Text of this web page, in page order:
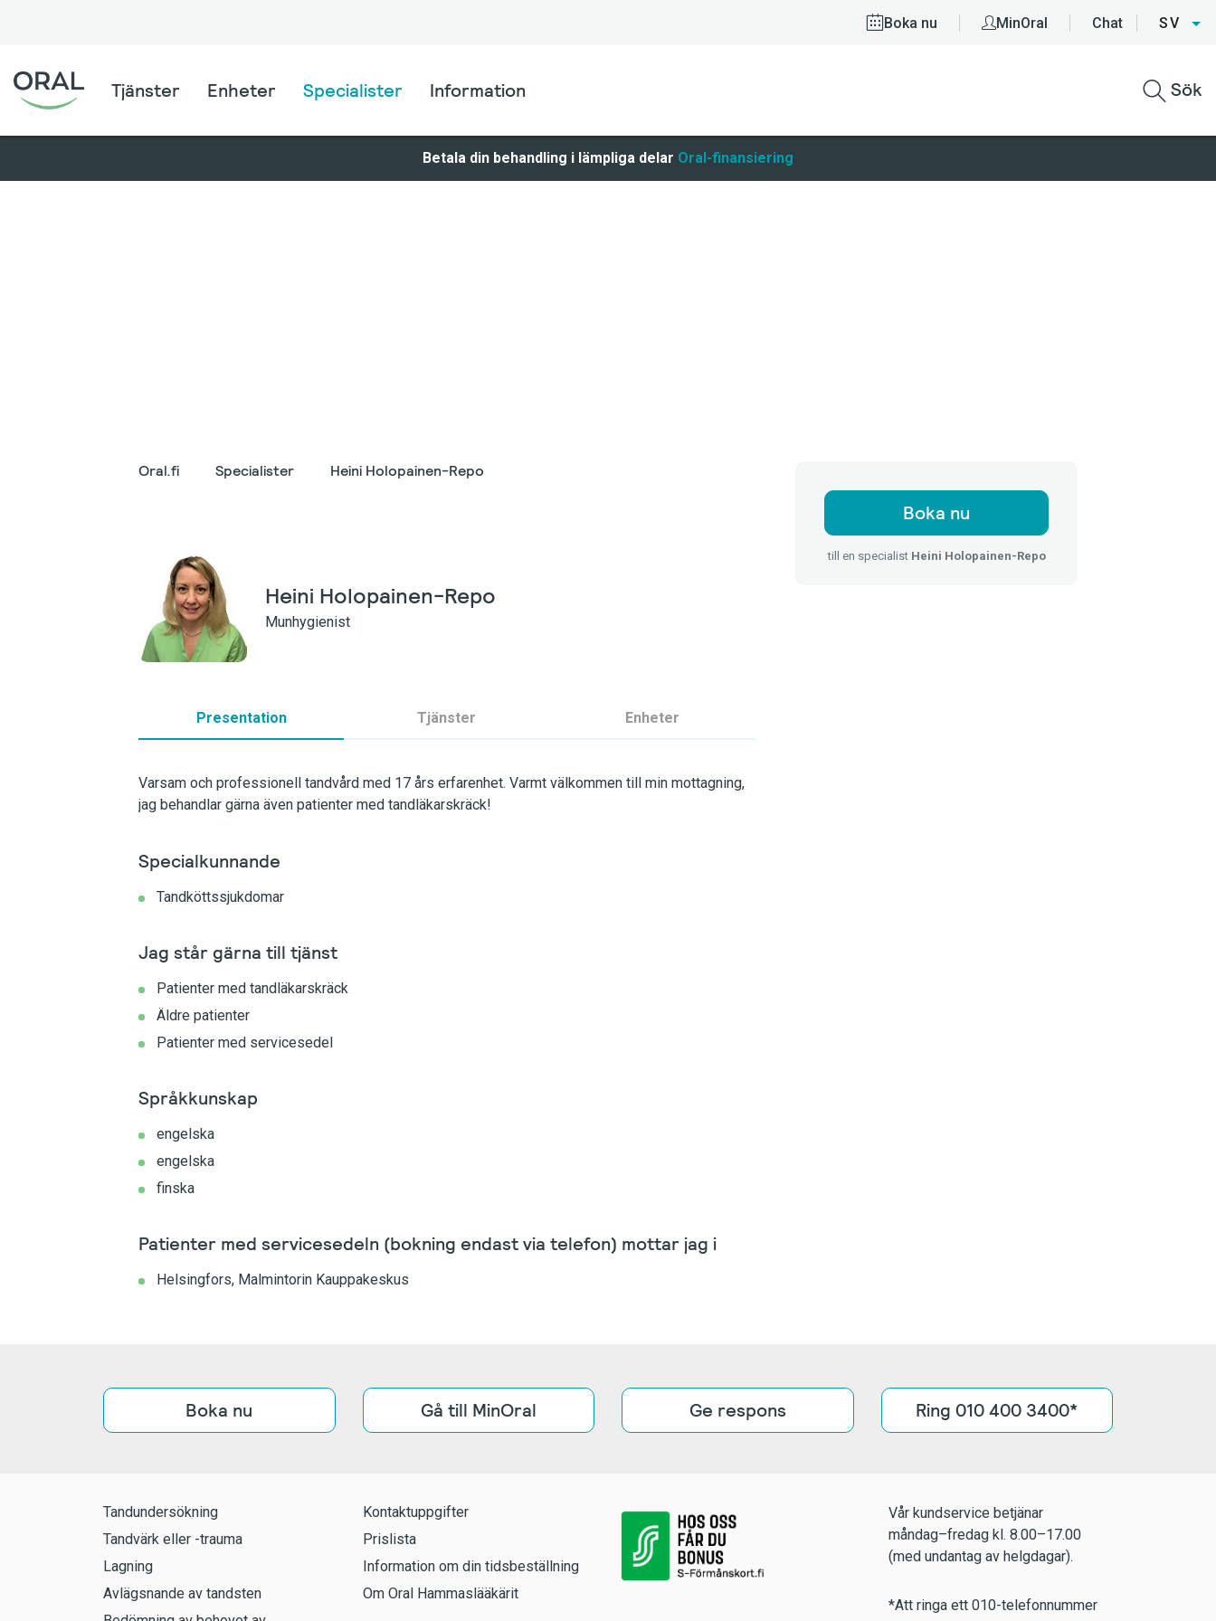
Boka nu MinOral Chat SV
Tjänster Enheter Specialister Information Sök
Betala din behandling i lämpliga delar Oral-finansiering
Boka nu
till en specialist Heini Holopainen-Repo
Oral.fi Specialister Heini Holopainen-Repo
Heini Holopainen-Repo
Munhygienist
Presentation Tjänster Enheter
Varsam och professionell tandvård med 17 års erfarenhet. Varmt välkommen till min mottagning,
jag behandlar gärna även patienter med tandläkarskräck!
Specialkunnande
Tandköttssjukdomar
Jag står gärna till tjänst
Patienter med tandläkarskräck
Äldre patienter
Patienter med servicesedel
Språkkunskap
engelska
engelska
finska
Patienter med servicesedeln (bokning endast via telefon) mottar jag i
Helsingfors, Malmintorin Kauppakeskus
Boka nu Gå till MinOral Ge respons Ring 010 400 3400*
Tandundersökning
Tandvärk eller -trauma
Lagning
Avlägsnande av tandsten
Kontaktuppgifter
Prislista
Information om din tidsbeställning
Om Oral Hammaslääkärit
Vår kundservice betjänar
måndag–fredag kl. 8.00–17.00
(med undantag av helgdagar).
*Att ringa ett 010-telefonnummer